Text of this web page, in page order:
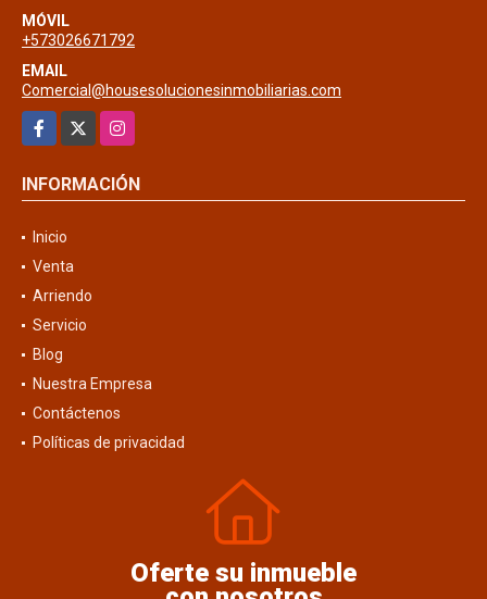
MÓVIL
+573026671792
EMAIL
Comercial@housesolucionesinmobiliarias.com
Facebook
Instagram
INFORMACIÓN
Inicio
Venta
Arriendo
Servicio
Blog
Nuestra Empresa
Contáctenos
Políticas de privacidad
Oferte su inmueble